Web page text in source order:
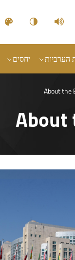
הערביות יחסים
About the
About